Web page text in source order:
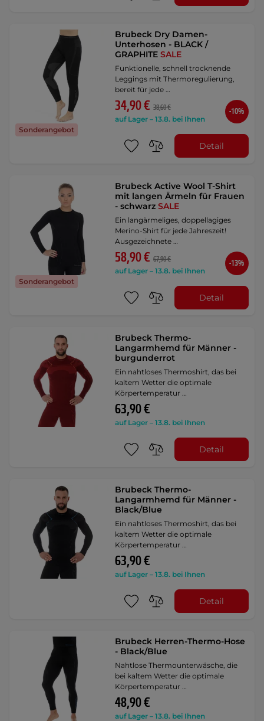
Sonderangebot
Brubeck Dry Damen-
Unterhosen - BLACK /
GRAPHITESALE
Funktionelle, schnell trocknende
Leggings mit Thermoregulierung,
bereit für jede …
34,90 € 38,60 €
auf Lager – 13.8. bei Ihnen
-10%
Detail
Sonderangebot
Brubeck Active Wool T-Shirt
mit langen Ärmeln für Frauen
- schwarzSALE
Ein langärmeliges, doppellagiges
Merino-Shirt für jede Jahreszeit!
Ausgezeichnete …
58,90 € 67,90 €
auf Lager – 13.8. bei Ihnen
-13%
Detail
Brubeck Thermo-
Langarmhemd für Männer -
burgunderrot
Ein nahtloses Thermoshirt, das bei
kaltem Wetter die optimale
Körpertemperatur …
63,90 €
auf Lager – 13.8. bei Ihnen
Detail
Brubeck Thermo-
Langarmhemd für Männer -
Black/Blue
Ein nahtloses Thermoshirt, das bei
kaltem Wetter die optimale
Körpertemperatur …
63,90 €
auf Lager – 13.8. bei Ihnen
Detail
Brubeck Herren-Thermo-Hose
- Black/Blue
Nahtlose Thermounterwäsche, die
bei kaltem Wetter die optimale
Körpertemperatur …
48,90 €
auf Lager – 13.8. bei Ihnen